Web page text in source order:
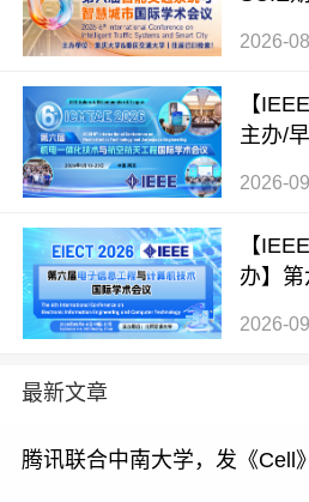
术会议
2026-
【
主办/
国际学
2026-
【
办】
IECT
2026-
最新文章
腾讯联合中南大学，发《Cell